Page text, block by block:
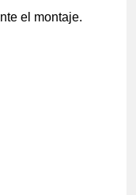
el montaje.